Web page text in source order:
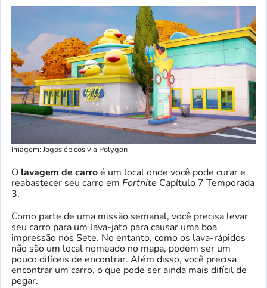
Imagem: Jogos épicos via Polygon
O lavagem de carroé um local onde você pode curar e
reabastecer seu carro em Fortnite Capítulo 7 Temporada
3.
Como parte de uma missão semanal, você precisa levar
seu carro para um lava-jato para causar uma boa
impressão nos Sete. No entanto, como os lava-rápidos
não são um local nomeado no mapa, podem ser um
pouco difíceis de encontrar. Além disso, você precisa
encontrar um carro, o que pode ser ainda mais difícil de
pegar.